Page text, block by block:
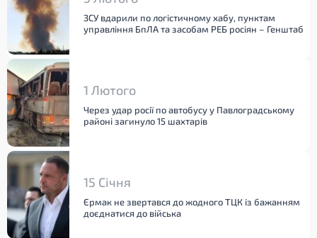
ЗСУ вдарили по логістичному хабу, пунктам
управління БпЛА та засобам РЕБ росіян – Генштаб
1 Лютого
Через удар росії по автобусу у Павлоградському
районі загинуло 15 шахтарів
15 Січня
Єрмак не звертався до жодного ТЦК із бажанням
доєднатися до війська